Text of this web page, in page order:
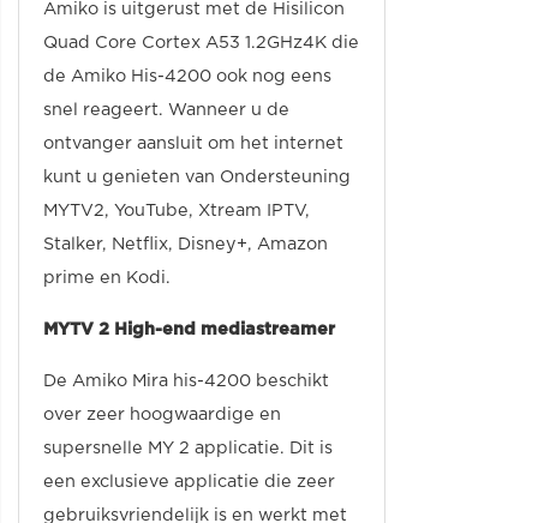
Amiko is uitgerust met de Hisilicon
Quad Core Cortex A53 1.2GHz4K die
de Amiko His-4200 ook nog eens
snel reageert. Wanneer u de
ontvanger aansluit om het internet
kunt u genieten van Ondersteuning
MYTV2, YouTube, Xtream IPTV,
Stalker, Netflix, Disney+, Amazon
prime en Kodi.
MYTV 2 High-end mediastreamer
De Amiko Mira his-4200 beschikt
over zeer hoogwaardige en
supersnelle MY 2 applicatie. Dit is
een exclusieve applicatie die zeer
gebruiksvriendelijk is en werkt met